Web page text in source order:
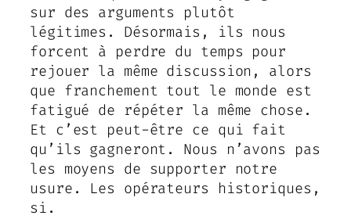
sur des arguments plutôt
légitimes. Désormais, ils nous
forcent à perdre du temps pour
rejouer la même discussion, alors
que franchement tout le monde est
fatigué de répéter la même chose.
Et c’est peut-être ce qui fait
qu’ils gagneront. Nous n’avons pas
les moyens de supporter notre
usure. Les opérateurs historiques,
si.